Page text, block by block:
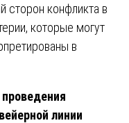
сторон конфликта в
которые могут
в
линии